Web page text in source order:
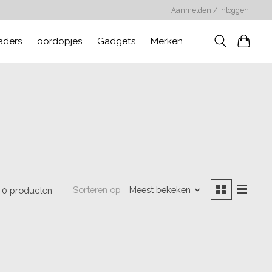
Aanmelden / Inloggen
oordopjes Gadgets Merken
0 producten Sorteren op Meest bekeken